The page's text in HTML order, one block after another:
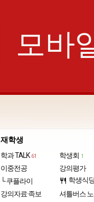
모바
재학생
학과 TALK 61
이중전공
└ 쿠플라이
강의자료·족보
학생회 1
강의평가
restaurant 학생식
셔틀버스